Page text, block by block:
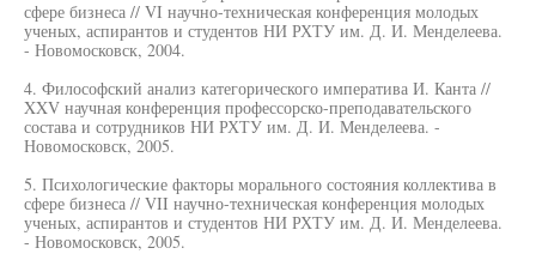
сфере бизнеса // VI научно-техническая конференция молодых
ученых, аспирантов и студентов НИ РХТУ им. Д. И. Менделеева.
- Новомосковск, 2004.
4. Философский анализ категорического императива И. Канта //
XXV научная конференция профессорско-преподавательского
состава и сотрудников НИ РХТУ им. Д. И. Менделеева. -
Новомосковск, 2005.
5. Психологические факторы морального состояния коллектива в
сфере бизнеса // VII научно-техническая конференция молодых
ученых, аспирантов и студентов НИ РХТУ им. Д. И. Менделеева.
- Новомосковск, 2005.